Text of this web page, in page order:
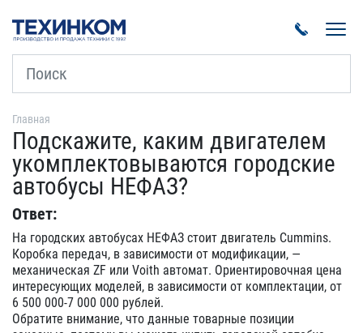
Главная
Подскажите, каким двигателем
укомплектовываются городские
автобусы НЕФАЗ?
Ответ:
На городских автобусах НЕФАЗ стоит двигатель Cummins.
Коробка передач, в зависимости от модификации, —
механическая ZF или Voith автомат. Ориентировочная цена
интересующих моделей, в зависимости от комплектации, от
6 500 000-7 000 000 рублей.
Обратите внимание, что данные товарные позиции